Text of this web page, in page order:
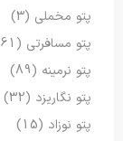
پتو مخملی (3)
پتو مسافرتی (161)
پتو نرمینه (89)
پتو نگاریزد (32)
پتو نوزاد (15)